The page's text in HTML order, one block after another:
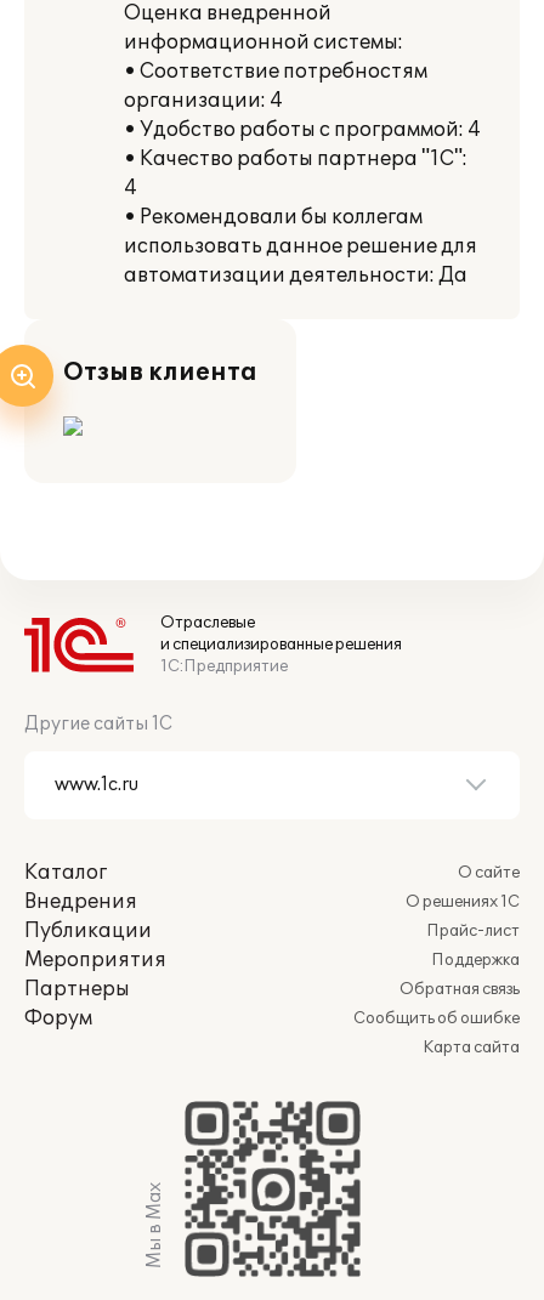
Оценка внедренной
информационной системы:
• Соответствие потребностям
организации: 4
• Удобство работы с программой: 4
• Качество работы партнера "1С":
4
• Рекомендовали бы коллегам
использовать данное решение для
автоматизации деятельности: Да
Отзыв клиента
Отраслевые
и специализированные решения
1С:Предприятие
Другие сайты 1С
Каталог
Внедрения
Публикации
Мероприятия
Партнеры
Форум
О сайте
О решениях 1С
Прайс-лист
Поддержка
Обратная связь
Сообщить об ошибке
Карта сайта
Мы в Max